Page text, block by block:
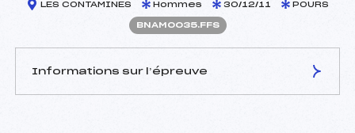
LES CONTAMINES Hommes 30/12/11 POURS
BNAM0035.FFS
Informations sur l’épreuve